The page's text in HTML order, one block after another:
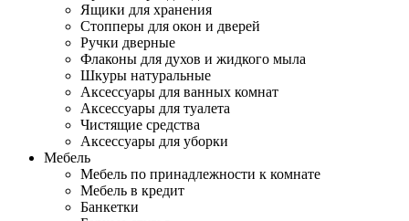
Ящики для хранения
Стопперы для окон и дверей
Ручки дверные
Флаконы для духов и жидкого мыла
Шкуры натуральные
Аксессуары для ванных комнат
Аксессуары для туалета
Чистящие средства
Аксессуары для уборки
Мебель
Мебель по принадлежности к комнате
Мебель в кредит
Банкетки